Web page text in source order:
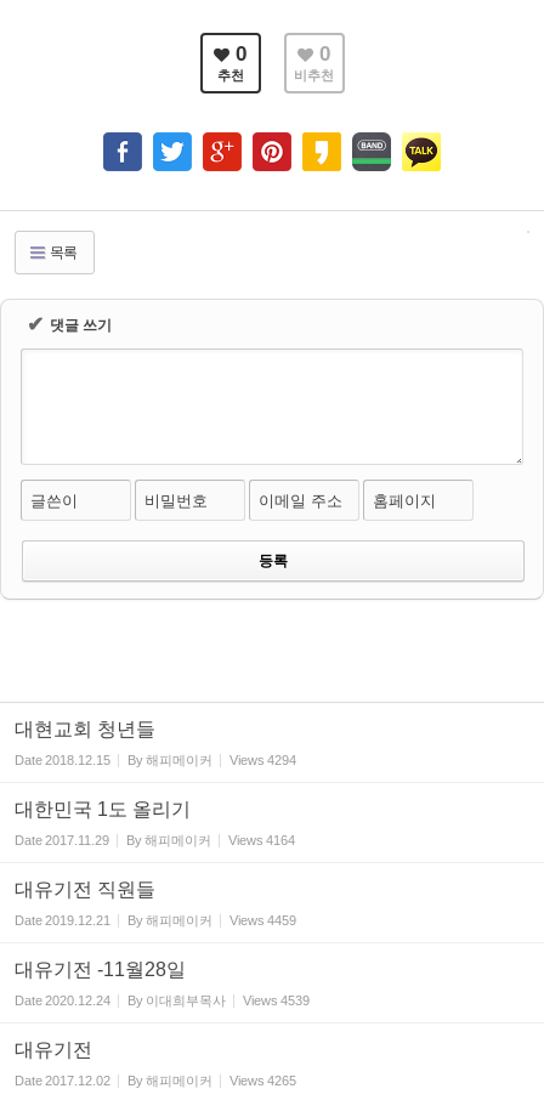
0
추천
0
비추천
목록
✔ 댓글 쓰기
글쓴이 비밀번호 이메일 주소 홈페이지
대현교회 청년들
Date2018.12.15 By해피메이커 Views 4294
대한민국 1도 올리기
Date2017.11.29 By해피메이커 Views 4164
대유기전 직원들
Date2019.12.21 By해피메이커 Views 4459
대유기전 -11월28일
Date2020.12.24 By 이대희부목사 Views 4539
대유기전
Date2017.12.02 By해피메이커 Views 4265